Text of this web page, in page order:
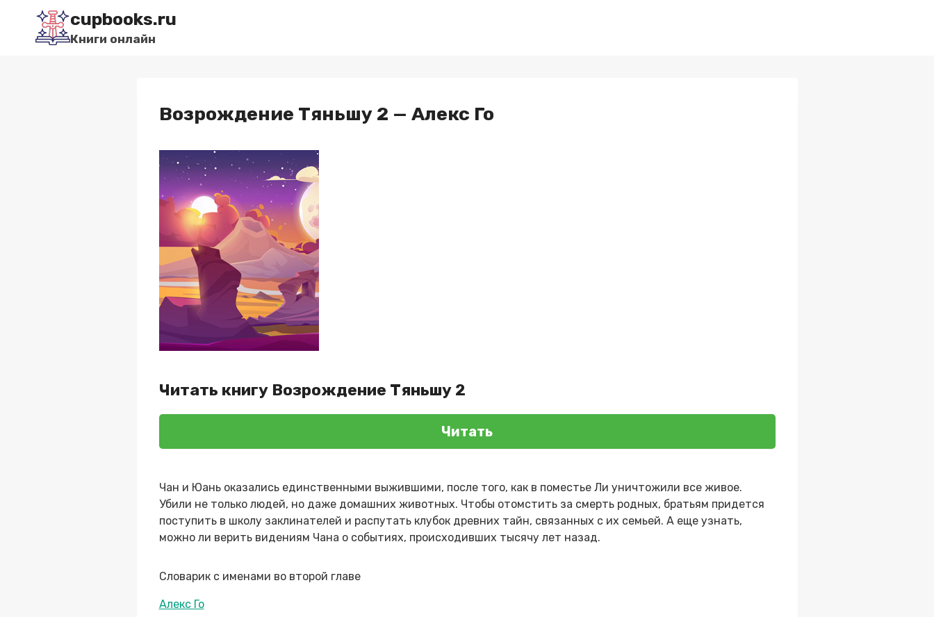
Перейти
содержимому
cupbooks.ru
Книги онлайн
Возрождение Тяньшу 2 — Алекс Го
Читать книгу Возрождение Тяньшу 2
Читать
Чан и Юань оказались единственными выжившими, после того, как в поместье Ли уничтожили все живое.
Убили не только людей, но даже домашних животных. Чтобы отомстить за смерть родных, братьям придется
поступить в школу заклинателей и распутать клубок древних тайн, связанных с их семьей. А еще узнать,
можно ли верить видениям Чана о событиях, происходивших тысячу лет назад.
Словарик с именами во второй главе
Метки
Алекс Го